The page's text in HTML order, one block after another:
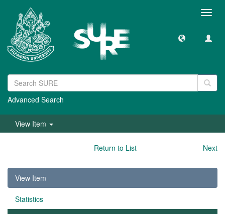
Advanced Search
View Item
Return to List Next
View Item
Statistics